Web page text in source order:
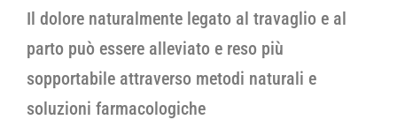
Il dolore naturalmente legato al travaglio e al
parto può essere alleviato e reso più
sopportabile attraverso metodi naturali e
soluzioni farmacologiche